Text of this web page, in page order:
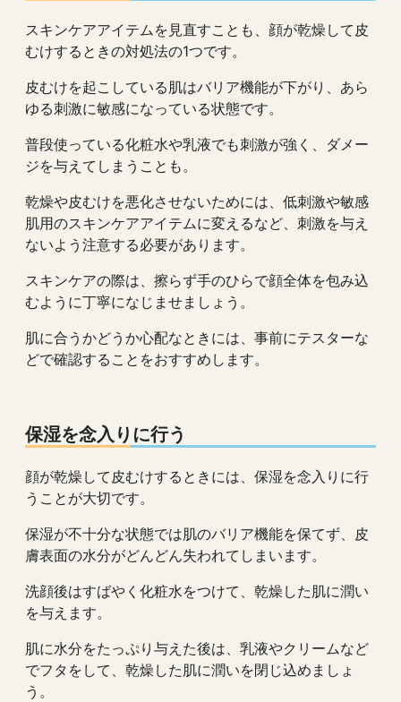
スキンケアアイテムを見直すことも、顔が乾燥して皮
むけするときの対処法の1つです。
皮むけを起こしている肌はバリア機能が下がり、あら
ゆる刺激に敏感になっている状態です。
普段使っている化粧水や乳液でも刺激が強く、ダメー
ジを与えてしまうことも。
乾燥や皮むけを悪化させないためには、低刺激や敏感
肌用のスキンケアアイテムに変えるなど、刺激を与え
ないよう注意する必要があります。
スキンケアの際は、擦らず手のひらで顔全体を包み込
むように丁寧になじませましょう。
肌に合うかどうか心配なときには、事前にテスターな
どで確認することをおすすめします。
保湿を念入りに行う
顔が乾燥して皮むけするときには、保湿を念入りに行
うことが大切です。
保湿が不十分な状態では肌のバリア機能を保てず、皮
膚表面の水分がどんどん失われてしまいます。
洗顔後はすばやく化粧水をつけて、乾燥した肌に潤い
を与えます。
肌に水分をたっぷり与えた後は、乳液やクリームなど
でフタをして、乾燥した肌に潤いを閉じ込めましょ
う。